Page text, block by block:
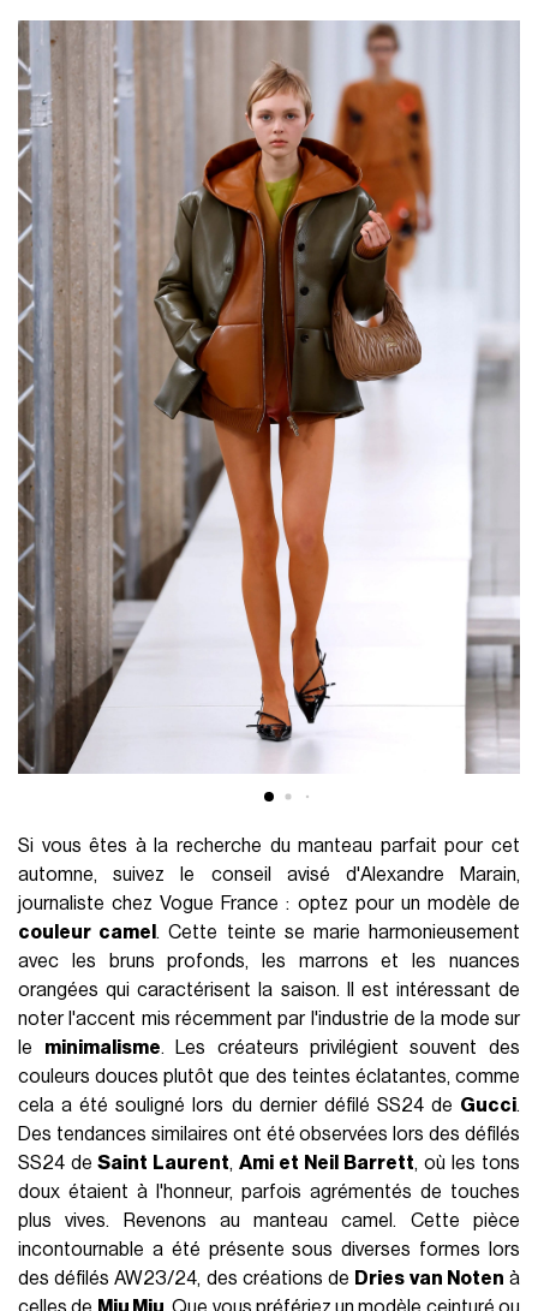
Si vous êtes à la recherche du manteau parfait pour cet
automne, suivez le conseil avisé d'Alexandre Marain,
journaliste chez Vogue France : optez pour un modèle de
couleur camel. Cette teinte se marie harmonieusement
avec les bruns profonds, les marrons et les nuances
orangées qui caractérisent la saison. Il est intéressant de
noter l'accent mis récemment par l'industrie de la mode sur
le minimalisme. Les créateurs privilégient souvent des
couleurs douces plutôt que des teintes éclatantes, comme
cela a été souligné lors du dernier défilé SS24 de Gucci.
Des tendances similaires ont été observées lors des défilés
SS24 de Saint Laurent,Ami et Neil Barrett, où les tons
doux étaient à l'honneur, parfois agrémentés de touches
plus vives. Revenons au manteau camel. Cette pièce
incontournable a été présente sous diverses formes lors
des défilés AW23/24, des créations de Dries van Noten à